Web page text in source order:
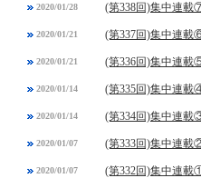
2020/01/28 (第338回)集中連載
2020/01/21 (第337回)集中連載
2020/01/21 (第336回)集中連載
2020/01/14 (第335回)集中連載
2020/01/14 (第334回)集中連載
2020/01/07 (第333回)集中連載
2020/01/07 (第332回)集中連載